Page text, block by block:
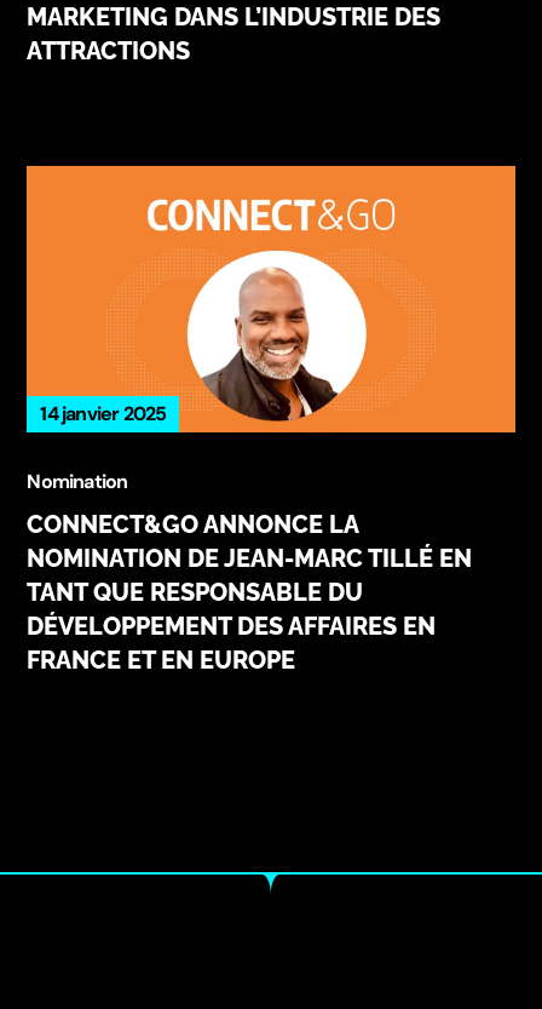
MARKETING DANS L’INDUSTRIE DES
ATTRACTIONS
14 janvier 2025
Nomination
CONNECT&GO ANNONCE LA
NOMINATION DE JEAN-MARC TILLÉ EN
TANT QUE RESPONSABLE DU
DÉVELOPPEMENT DES AFFAIRES EN
FRANCE ET EN EUROPE